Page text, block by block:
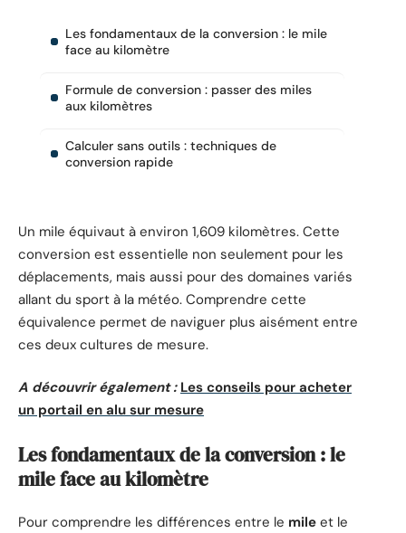
Les fondamentaux de la conversion : le mile
face au kilomètre
Formule de conversion : passer des miles
aux kilomètres
Calculer sans outils : techniques de
conversion rapide
Un mile équivaut à environ 1,609 kilomètres. Cette
conversion est essentielle non seulement pour les
déplacements, mais aussi pour des domaines variés
allant du sport à la météo. Comprendre cette
équivalence permet de naviguer plus aisément entre
ces deux cultures de mesure.
A découvrir également : Les conseils pour acheter
un portail en alu sur mesure
Les fondamentaux de la conversion : le
mile face au kilomètre
Pour comprendre les différences entre le mile et le